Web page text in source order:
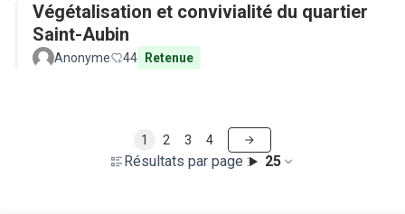
Végétalisation et convivialité du quartier
Saint-Aubin
Anonyme 44 Retenue
Résultats par page : 25
1 2 3 4